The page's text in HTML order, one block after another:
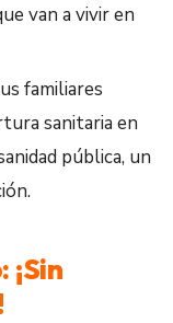
van a vivir en
familiares
sanitaria en
pública, un
¡Sin